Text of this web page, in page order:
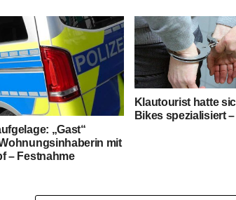
„Gast“
mit
– Festnahme
Klautourist hatte
Bikes spezialisiert